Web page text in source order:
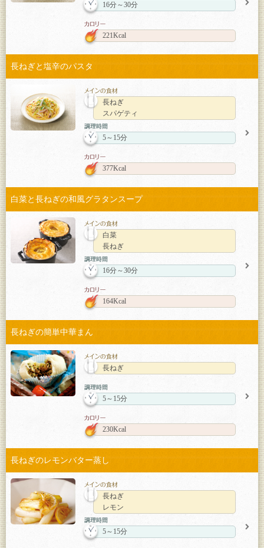
16分～30分
221Kcal
長ねぎと塩辛のパスタ
長ねぎ
スパゲティ
5～15分
377Kcal
白菜と長ねぎの和風グラタンスープ
白菜
長ねぎ
16分～30分
164Kcal
長ねぎの簡単中華まん
長ねぎ
5～15分
230Kcal
長ねぎのレモンバター蒸し
長ねぎ
レモン
5～15分